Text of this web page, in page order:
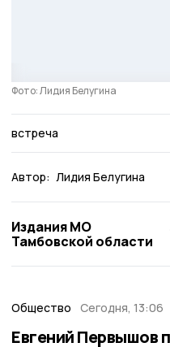
Фото: Лидия Белугина
встреча
Автор: Лидия Белугина
Издания МО
Тамбовской области
Общество Сегодня, 13:06
Евгений Первышов